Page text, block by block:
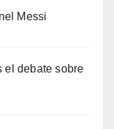
Messi
el debate sobre